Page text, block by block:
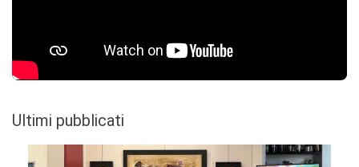
Ultimi pubblicati